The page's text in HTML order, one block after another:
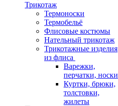
Трикотаж
Термоноски
Термобельё
Флисовые костюмы
Нательный трикотаж
Трикотажные изделия
из флиса
Варежки,
перчатки, носки
Куртки, брюки,
толстовки,
жилеты